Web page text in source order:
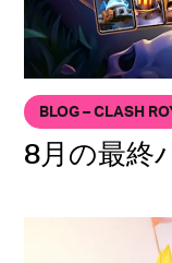
BLOG – CLASH
8月の最終